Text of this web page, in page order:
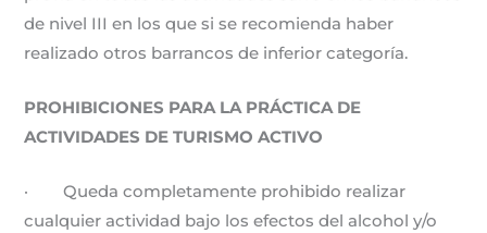
de nivel III en los que si se recomienda haber
realizado otros barrancos de inferior categoría.
PROHIBICIONES PARA LA PRÁCTICA DE
ACTIVIDADES DE TURISMO ACTIVO
· Queda completamente prohibido realizar
cualquier actividad bajo los efectos del alcohol y/o